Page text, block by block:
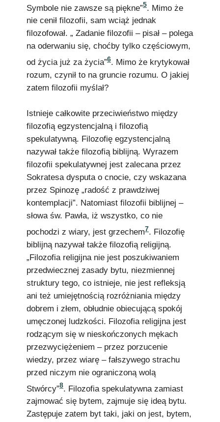
Symbole nie zawsze są piękne”5. Mimo że
nie cenił filozofii, sam wciąż jednak
filozofował. „ Zadanie filozofii – pisał – polega
na oderwaniu się, choćby tylko częściowym,
od życia już za życia”6. Mimo że krytykował
rozum, czynił to na gruncie rozumu. O jakiej
zatem filozofii myślał?
Istnieje całkowite przeciwieństwo między
filozofią egzystencjalną i filozofią
spekulatywną. Filozofię egzystencjalną
nazywał także filozofią biblijną. Wyrazem
filozofii spekulatywnej jest zalecana przez
Sokratesa dysputa o cnocie, czy wskazana
przez Spinozę „radość z prawdziwej
kontemplacji”. Natomiast filozofii biblijnej –
słowa św. Pawła, iż wszystko, co nie
pochodzi z wiary, jest grzechem7. Filozofię
biblijną nazywał także filozofią religijną.
„Filozofia religijna nie jest poszukiwaniem
przedwiecznej zasady bytu, niezmiennej
struktury tego, co istnieje, nie jest refleksją
ani też umiejętnością rozróżniania między
dobrem i złem, obłudnie obiecującą spokój
umęczonej ludzkości. Filozofia religijna jest
rodzącym się w nieskończonych mękach
przezwyciężeniem – przez porzucenie
wiedzy, przez wiarę – fałszywego strachu
przed niczym nie ograniczoną wolą
Stwórcy”8. Filozofia spekulatywna zamiast
zajmować się bytem, zajmuje się ideą bytu.
Zastępuje zatem byt taki, jaki on jest, bytem,